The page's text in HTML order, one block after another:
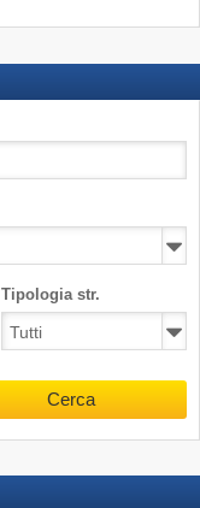
Tipologia str.
Cerca